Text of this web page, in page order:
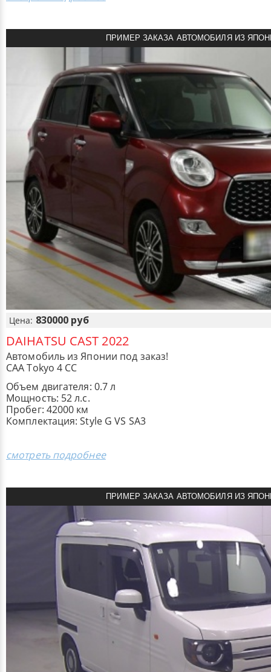
ПРИМЕР ЗАКАЗА АВТОМОБИЛЯ ИЗ
Цена: 830000 руб
DAIHATSU CAST 2022
Автомобиль из Японии под заказ!
CAA Tokyo 4 CC
Объем двигателя: 0.7 л
Мощность: 52 л.с.
Пробег: 42000 км
Комплектация: Style G VS SA3
смотреть подробнее
ПРИМЕР ЗАКАЗА АВТОМОБИЛЯ ИЗ